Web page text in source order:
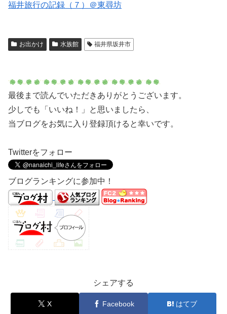
福井旅行の記録（７）＠東尋坊
お出かけ 水族館 福井県坂井市
最後まで読んでいただきありがとうございます。
少しでも「いいね！」と思いましたら、
当ブログをお気に入り登録頂けると幸いです。
Twitterをフォロー
ブログランキングに参加中！
シェアする
X Facebook はてブ